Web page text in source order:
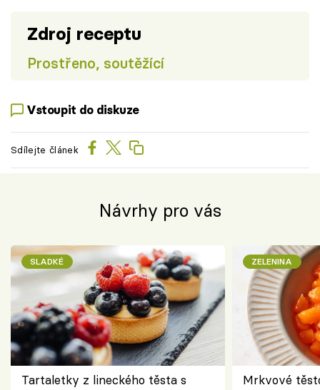
Zdroj receptu
Prostřeno, soutěžící
Vstoupit do diskuze
Sdílejte článek
Návrhy pro vás
SLADKÉ
Tartaletky z lineckého těsta s
ZELENINA
Mrkvové